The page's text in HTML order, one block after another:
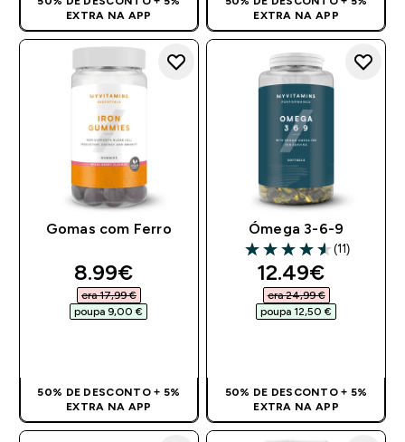
EXTRA NA APP
EXTRA NA APP
Gomas com Ferro
discounted price
8.99€‎
era 17,99 €‎
poupa 9,00 €‎
50% DE DESCONTO + 5%
EXTRA NA APP
Ómega 3-6-9
4.55 out of 5 stars
(11)
discounted
12.49€‎
era 24,99 €‎
poupa 12,50 €‎
50% DE DESCONTO + 5%
EXTRA NA APP